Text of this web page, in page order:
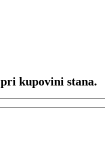
kupovini stana.